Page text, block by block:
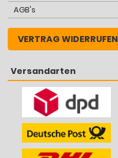
AGB's
VERTRAG WIDERRUFEN
Versandarten